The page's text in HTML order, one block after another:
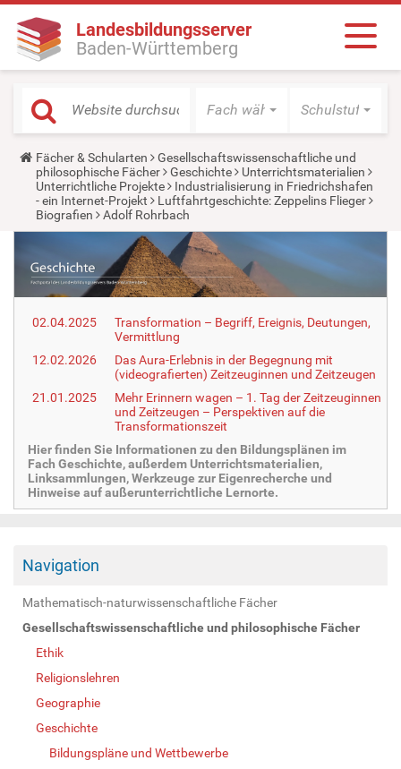
Landesbildungsserver
Baden-Württemberg
Fach wählen Schulstufe
Y
o
u
a
r
e
r
e
:
Fächer & Schularten
Gesellschaftswissenschaftliche und
philosophische Fächer
Geschichte
Unterrichtsmaterialien
Unterrichtliche Projekte
Industrialisierung in Friedrichshafen
- ein Internet-Projekt
Luftfahrtgeschichte: Zeppelins Flieger
Biografien
Adolf Rohrbach
02.04.2025
Transformation – Begriff, Ereignis, Deutungen,
Vermittlung
12.02.2026
Das Aura-Erlebnis in der Begegnung mit
(videografierten) Zeitzeuginnen und Zeitzeugen
21.01.2025
Mehr Erinnern wagen – 1. Tag der Zeitzeuginnen
und Zeitzeugen – Perspektiven auf die
Transformationszeit
Hier finden Sie Informationen zu den Bildungsplänen im
Fach Geschichte, außerdem Unterrichtsmaterialien,
Linksammlungen, Werkzeuge zur Eigenrecherche und
Hinweise auf außerunterrichtliche Lernorte.
Navigation
Mathematisch-naturwissenschaftliche Fächer
Gesellschaftswissenschaftliche und philosophische Fächer
Ethik
Religionslehren
Geographie
Geschichte
Bildungspläne und Wettbewerbe